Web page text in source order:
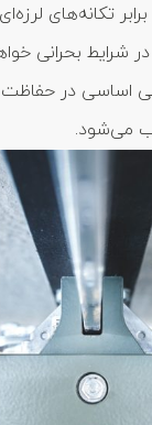
تکانه‌های
در شرایط بحرانی
اساسی در حفاظت
می‌شود.